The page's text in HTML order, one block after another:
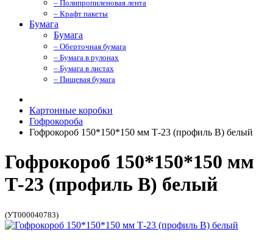
– Полипропиленовая лента
– Крафт пакеты
Бумага
Бумага
– Оберточная бумага
– Бумага в рулонах
– Бумага в листах
– Пищевая бумага
Картонные коробки
Гофрокороба
Гофрокороб 150*150*150 мм Т-23 (профиль B) белый
Гофрокороб 150*150*150 мм
Т-23 (профиль B) белый
(УТ000040783)